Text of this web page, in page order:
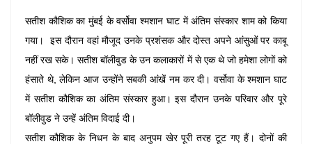
सतीश कौशिक का मुंबई के वर्सोवा श्मशान घाट में अंतिम संस्कार शाम को किया
गया। इस दौरान वहां मौजूद उनके प्रशंसक और दोस्त अपने आंसुओं पर काबू
नहीं रख सके। सतीश बॉलीवुड के उन कलाकारों में से एक थे जो हमेशा लोगों को
हंसाते थे, लेकिन आज उन्होंने सबकी आंखें नम कर दी। वर्सोवा के श्मशान घाट
में सतीश कौशिक का अंतिम संस्कार हुआ। इस दौरान उनके परिवार और पूरे
बॉलीवुड ने उन्हें अंतिम विदाई दी।
सतीश कौशिक के निधन के बाद अनुपम खेर पूरी तरह टूट गए हैं। दोनों की